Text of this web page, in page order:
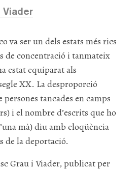
Viader
va ser un dels estats més rics
de concentració i tanmateix
estat equiparat als
XX. La desproporció
tancades en camps
i el nombre d’escrits que ho
mà) diu amb eloqüència
de la deportació.
Grau i Viader, publicat per